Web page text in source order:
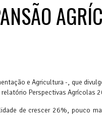
e Agricultura -, que
relatório Perspectivas Agrícolas
de crescer 26%, pouco